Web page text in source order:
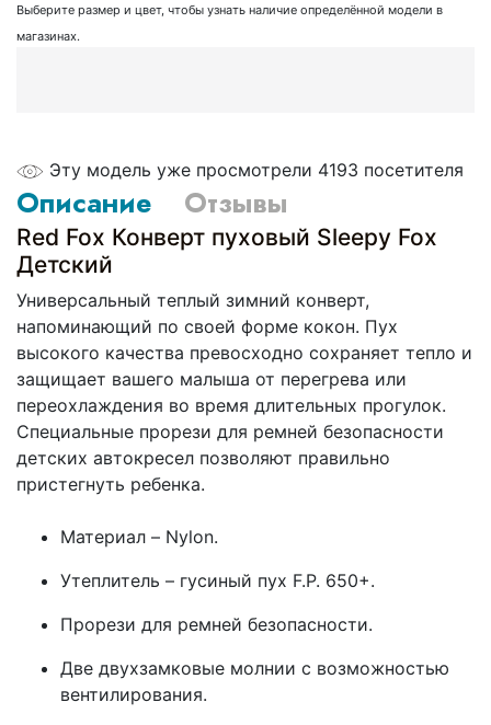
Выберите размер и цвет, чтобы узнать наличие определённой модели в
магазинах.
Эту модель уже просмотрели 4193 посетителя
Описание Отзывы
Red Fox Конверт пуховый Sleepy Fox
Детский
Универсальный теплый зимний конверт,
напоминающий по своей форме кокон. Пух
высокого качества превосходно сохраняет тепло и
защищает вашего малыша от перегрева или
переохлаждения во время длительных прогулок.
Специальные прорези для ремней безопасности
детских автокресел позволяют правильно
пристегнуть ребенка.
Материал – Nylon.
Утеплитель – гусиный пух F.P. 650+.
Прорези для ремней безопасности.
Две двухзамковые молнии с возможностью
вентилирования.